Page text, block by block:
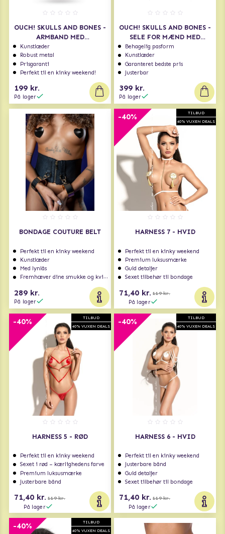
OUCH! SKULLS AND BONES -
ARMBAND MED
DØDNINGEHOVEDER &
KÆDER
Kunstlæder
Robust metal
Prisgaranti
Perfekt til en kinky weekend!
199 kr.
På lager
OUCH! SKULLS AND BONES -
SELE FOR MÆND MED
DØDNINGEHOVEDER OG
PIGGE.
Behagelig pasform
Kunstlæder
Garanteret bedste pris
Justerbar
399 kr.
På lager
BONDAGE COUTURE BELT
Perfekt til en kinky weekend
Kunstlæder
Med lynlås
Fremhæver dine smukke og kvindelige former
289 kr.
På lager
TILBUD
40% VUXEN DEALS
-40%
HARNESS 7 - HVID
Perfekt til en kinky weekend
Premium luksusmærke
Guld detaljer
Sexet tilbehør til bondage
71,40 kr. 119 kr.
På lager
TILBUD
40% VUXEN DEALS
-40%
HARNESS 5 - RØD
Perfekt til en kinky weekend
Sexet i rød – kærlighedens farve
Premium luksusmærke
Justerbare bånd
71,40 kr. 119 kr.
På lager
TILBUD
40% VUXEN DEALS
-40%
HARNESS 6 - HVID
Perfekt til en kinky weekend
Justerbare bånd
Guld detaljer
Sexet tilbehør til bondage
71,40 kr. 119 kr.
På lager
TILBUD
40% VUXEN DEALS
-40%